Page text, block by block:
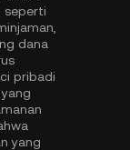
seperti
dana
pribadi
yang